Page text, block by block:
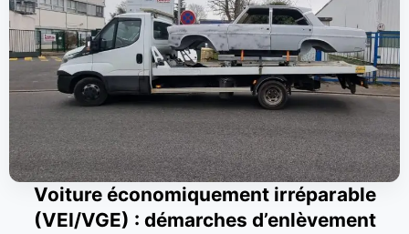
Voiture économiquement irréparable
(VEI/VGE) : démarches d’enlèvement